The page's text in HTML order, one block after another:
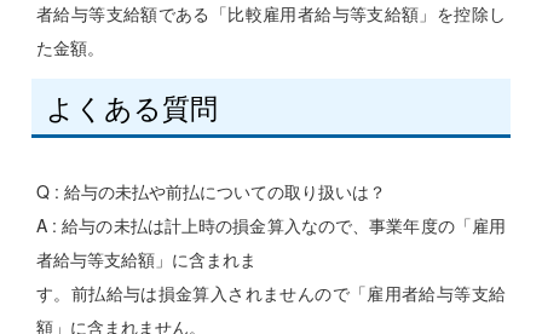
者給与等支給額である「比較雇用者給与等支給額」を控除し
た金額。
よくある質問
Q : 給与の未払や前払についての取り扱いは？
A : 給与の未払は計上時の損金算入なので、事業年度の「雇用
者給与等支給額」に含まれま
す。前払給与は損金算入されませんので「雇用者給与等支給
額」に含まれません。